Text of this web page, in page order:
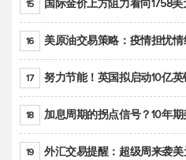
15 国际金价上方阻力看向1758美
16 美原油交易策略：疫情担忧
17 努力节能！英国拟启动10亿英
18 加息周期的拐点信号？10年期美债
19 外汇交易提醒：超级周来袭